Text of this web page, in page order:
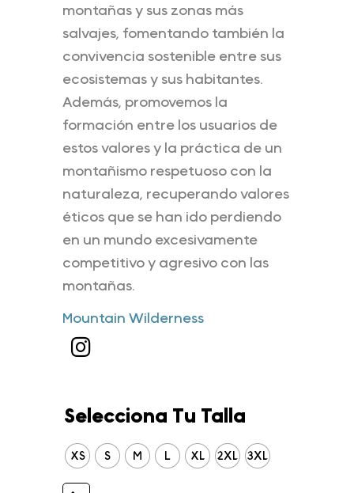
montañas y sus zonas más
salvajes, fomentando también la
convivencia sostenible entre sus
ecosistemas y sus habitantes.
Además, promovemos la
formación entre los usuarios de
estos valores y la práctica de un
montañismo respetuoso con la
naturaleza, recuperando valores
éticos que se han ido perdiendo
en un mundo excesivamente
competitivo y agresivo con las
montañas.
Mountain Wilderness
Selecciona Tu Talla
XS S M L XL 2XL 3XL